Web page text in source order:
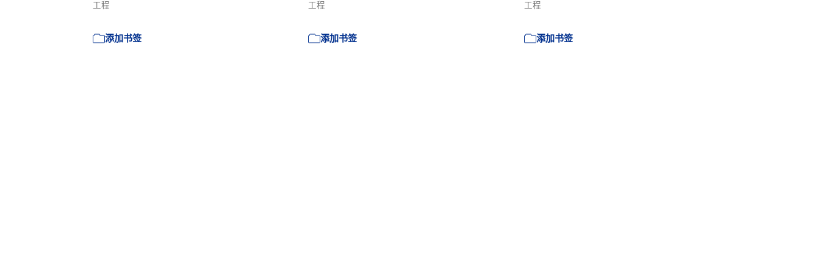
工程
添加书签
工程
添加书签
工程
添加书签